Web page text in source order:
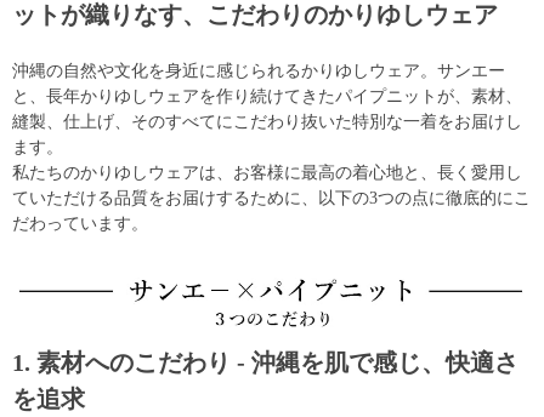
ットが織りなす、こだわりのかりゆしウェア
沖縄の自然や文化を身近に感じられるかりゆしウェア。サンエー
と、長年かりゆしウェアを作り続けてきたパイプニットが、素材、
縫製、仕上げ、そのすべてにこだわり抜いた特別な一着をお届けし
ます。
私たちのかりゆしウェアは、お客様に最高の着心地と、長く愛用し
ていただける品質をお届けするために、以下の3つの点に徹底的にこ
だわっています。
1. 素材へのこだわり - 沖縄を肌で感じ、快適さ
を追求